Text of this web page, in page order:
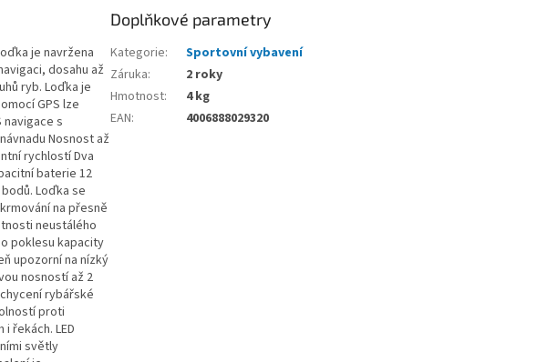
je navržena
dosahu až
ryb. Loďka je
GPS lze
s
Nosnost až
rychlostí Dva
baterie 12
Loďka se
na přesně
neustálého
poklesu kapacity
upozorní na nízký
nosností až 2
rybářské
proti
řekách. LED
světly
Doplňkové parametry
Kategorie:
Sportovní vybavení
Záruka:
2 roky
Hmotnost:
4 kg
EAN: 4006888029320